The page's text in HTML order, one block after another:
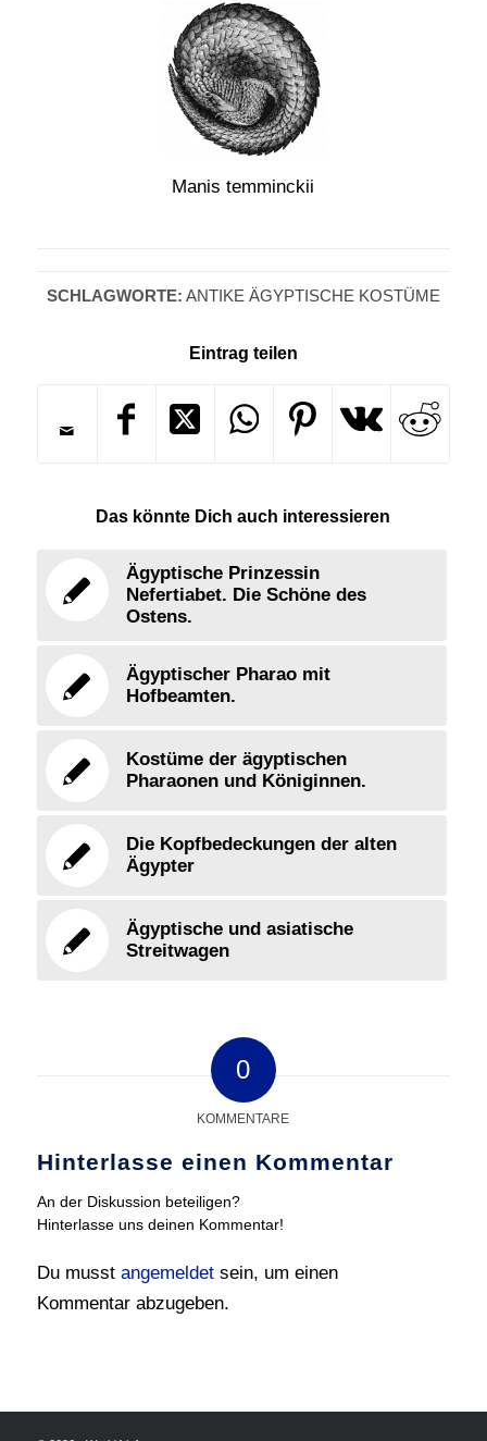
Manis temminckii
SCHLAGWORTE: ANTIKE ÄGYPTISCHE KOSTÜME
Eintrag teilen
Das könnte Dich auch interessieren
Ägyptische Prinzessin
Nefertiabet. Die Schöne des
Ostens.
Ägyptischer Pharao mit
Hofbeamten.
Kostüme der ägyptischen
Pharaonen und Königinnen.
Die Kopfbedeckungen der alten
Ägypter
Ägyptische und asiatische
Streitwagen
0
KOMMENTARE
Hinterlasse einen Kommentar
An der Diskussion beteiligen?
Hinterlasse uns deinen Kommentar!
Du musst angemeldetsein, um einen
Kommentar abzugeben.